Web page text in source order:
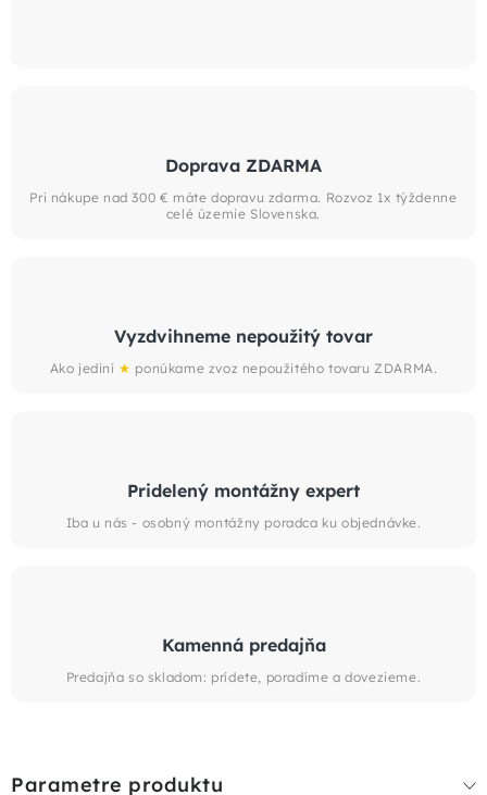
Doprava ZDARMA
Pri nákupe nad 300 € máte dopravu zdarma. Rozvoz 1x týždenne
celé územie Slovenska.
Vyzdvihneme nepoužitý tovar
Ako jediní ★ ponúkame zvoz nepoužitého tovaru ZDARMA.
Pridelený montážny expert
Iba u nás - osobný montážny poradca ku objednávke.
Kamenná predajňa
Predajňa so skladom: prídete, poradíme a dovezieme.
Parametre produktu